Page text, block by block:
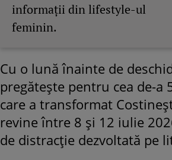
informații din lifestyle-ul
feminin.
Cu o lună înainte de
pregătește pentru cea de-a
care a transformat
revine între 8 și 12 iulie
de distracție dezvoltată pe